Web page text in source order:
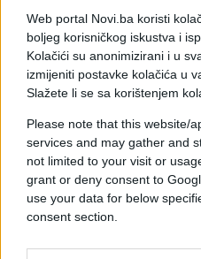
Web portal Novi.ba koristi
boljeg korisničkog iskustva i
Kolačići su anonimizirani i u
izmijeniti postavke kolačića u
Slažete li se sa korištenjem
Please note that this website/
services and may gather and
not limited to your visit or
grant or deny consent to
use your data for below
consent section.
Znanstvenici miješaju
od drvne pulpe ili
sredstvo za zgušavanje
Rezultat je čvrsta tvar
kada dođe u dodir s
postupno se otapa
otpuštajući alkohol.
Ključ je da se polako
količine alkohola
umjesto da “poplave”
stanice injektiranim